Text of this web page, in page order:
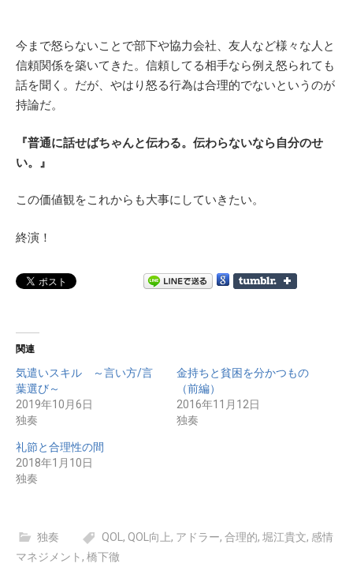
今まで怒らないことで部下や協力会社、友人など様々な人と
信頼関係を築いてきた。信頼してる相手なら例え怒られても
話を聞く。だが、やはり怒る行為は合理的でないというのが
持論だ。
『普通に話せばちゃんと伝わる。伝わらないなら自分のせ
い。』
この価値観をこれからも大事にしていきたい。
終演！
関連
気遣いスキル ～言い方/言
葉選び～
2019年10月6日
独奏
金持ちと貧困を分かつもの
（前編）
2016年11月12日
独奏
礼節と合理性の間
2018年1月10日
独奏
独奏 QOL, QOL向上, アドラー, 合理的, 堀江貴文, 感情
マネジメント , 橋下徹